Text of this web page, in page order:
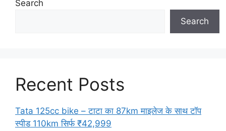
Search
Search
Recent Posts
Tata 125cc bike – टाटा का 87km माइलेज के साथ टॉप
स्पीड 110km सिर्फ ₹42,999